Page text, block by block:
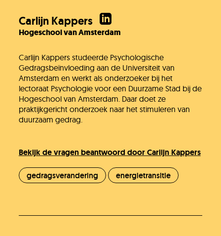
Carlijn Kappers
Hogeschool van Amsterdam
Carlijn Kappers studeerde Psychologische
Gedragsbeïnvloeding aan de Universiteit van
Amsterdam en werkt als onderzoeker bij het
lectoraat Psychologie voor een Duurzame Stad bij de
Hogeschool van Amsterdam. Daar doet ze
praktijkgericht onderzoek naar het stimuleren van
duurzaam gedrag.
Bekijk de vragen beantwoord door Carlijn Kappers
gedragsverandering energietransitie